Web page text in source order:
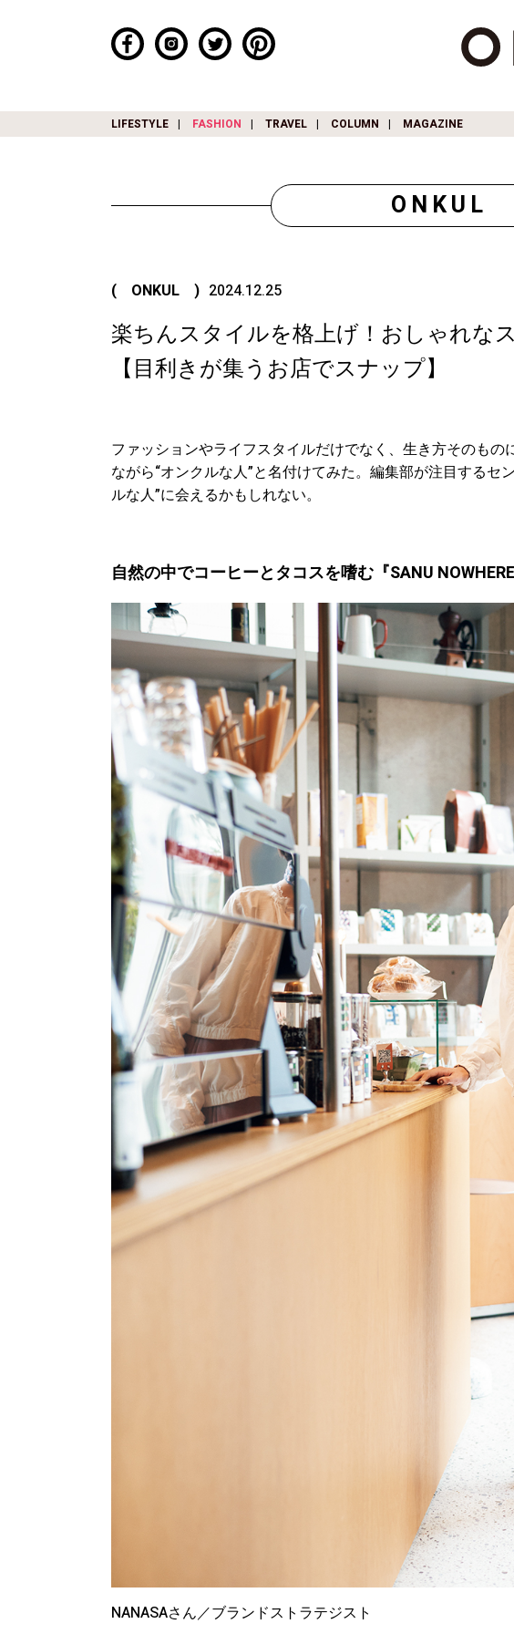
LIFESTYLE FASHION TRAVEL COLUMN MAGAZINE
ONKUL
( ONKUL ) 2024.12.25
楽ちんスタイルを格上げ！おしゃれな
【目利きが集うお店でスナップ】
ファッションやライフスタイルだけでなく、生き方そのも
ながら“オンクルな人”と名付けてみた。編集部が注目するセ
ルな人”に会えるかもしれない。
自然の中でコーヒーとタコスを嗜む『SANU
NANASAさん／ブランドストラテジスト